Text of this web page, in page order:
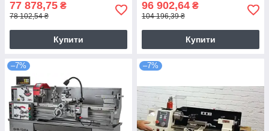
77 878,75 ₴
78 102,54 ₴
Купити
96 902,64 ₴
104 196,39 ₴
Купити
–7% –7%